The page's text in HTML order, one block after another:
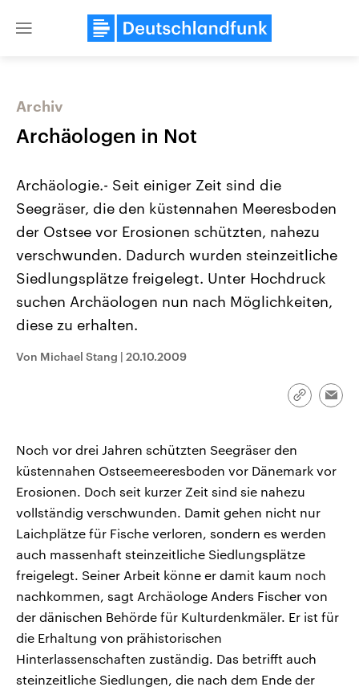
Close
Landtagswahl Sachsen-Anhalt
2026
Alle Informationen
Sachsen-Anhalt wählt am 6.
September 2026 einen neuen
Bundesland von einer Koalition aus
USA
Aktuelle Beiträge,
Hintergründe
Audio-Archiv
Archiv
Archäologen in Not
Archäologie.- Seit einiger Zeit sind die
Seegräser, die den küstennahen Meeresboden
der Ostsee vor Erosionen schützten, nahezu
verschwunden. Dadurch wurden steinzeitliche
Siedlungsplätze freigelegt. Unter Hochdruck
suchen Archäologen nun nach Möglichkeiten,
diese zu erhalten.
Von Michael Stang | 20.10.2009
Link
Noch vor drei Jahren schützten Seegräser den
küstennahen Ostseemeeresboden vor Dänemark vor
Erosionen. Doch seit kurzer Zeit sind sie nahezu
vollständig verschwunden. Damit gehen nicht nur
Laichplätze für Fische verloren, sondern es werden
auch massenhaft steinzeitliche Siedlungsplätze
freigelegt. Seiner Arbeit könne er damit kaum noch
nachkommen, sagt Archäologe Anders Fischer von
der dänischen Behörde für Kulturdenkmäler. Er ist für
die Erhaltung von prähistorischen
Hinterlassenschaften zuständig. Das betrifft auch
steinzeitliche Siedlungen, die nach dem Ende der